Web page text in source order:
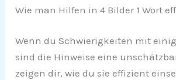
Wie man Hilfen in 4 Bilder 1 Wort
Wenn du Schwierigkeiten mit
sind die Hinweise eine
zeigen dir, wie du sie effizient